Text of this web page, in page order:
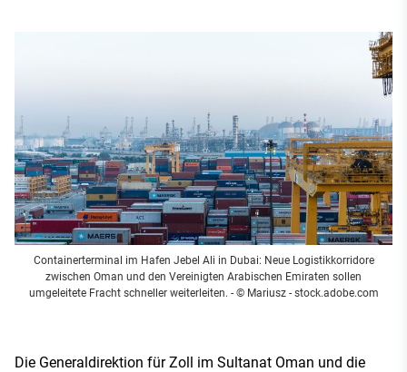
Containerterminal im Hafen Jebel Ali in Dubai: Neue Logistikkorridore
zwischen Oman und den Vereinigten Arabischen Emiraten sollen
umgeleitete Fracht schneller weiterleiten. - © Mariusz - stock.adobe.com
Die Generaldirektion für Zoll im Sultanat Oman und die